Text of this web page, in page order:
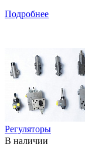
Подробнее
Регуляторы
В наличии